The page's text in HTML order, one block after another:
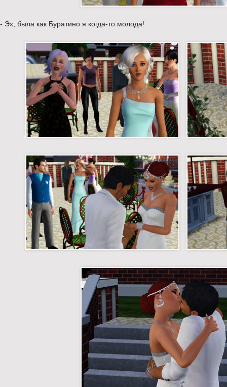
- Эх, была как Буратино я когда-то молода!